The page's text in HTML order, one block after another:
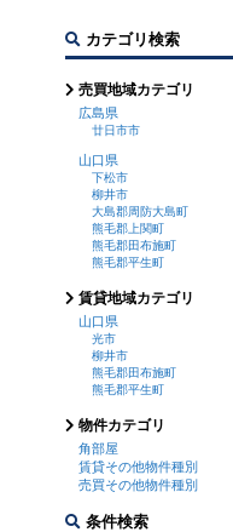
カテゴリ検索
売買地域カテゴリ
広島県
廿日市市
山口県
下松市
柳井市
大島郡周防大島町
熊毛郡上関町
熊毛郡田布施町
熊毛郡平生町
賃貸地域カテゴリ
山口県
光市
柳井市
熊毛郡田布施町
熊毛郡平生町
物件カテゴリ
角部屋
賃貸その他物件種別
売買その他物件種別
条件検索